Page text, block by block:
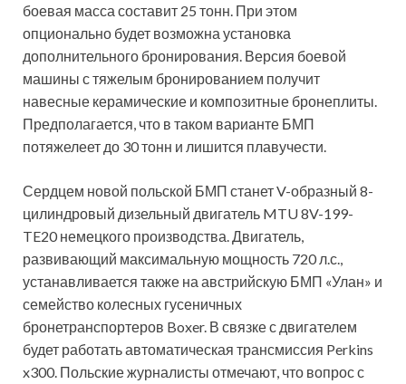
боевая масса составит 25 тонн. При этом
опционально будет возможна установка
дополнительного бронирования. Версия боевой
машины с тяжелым бронированием получит
навесные керамические и композитные бронеплиты.
Предполагается, что в таком варианте БМП
потяжелеет до 30 тонн и лишится плавучести.
Сердцем новой польской БМП станет V-образный 8-
цилиндровый дизельный двигатель MTU 8V-199-
TE20 немецкого производства. Двигатель,
развивающий максимальную мощность 720 л.с.,
устанавливается также на австрийскую БМП «Улан» и
семейство колесных гусеничных
бронетранспортеров Boxer. В связке с двигателем
будет работать автоматическая трансмиссия Perkins
x300. Польские журналисты отмечают, что вопрос с